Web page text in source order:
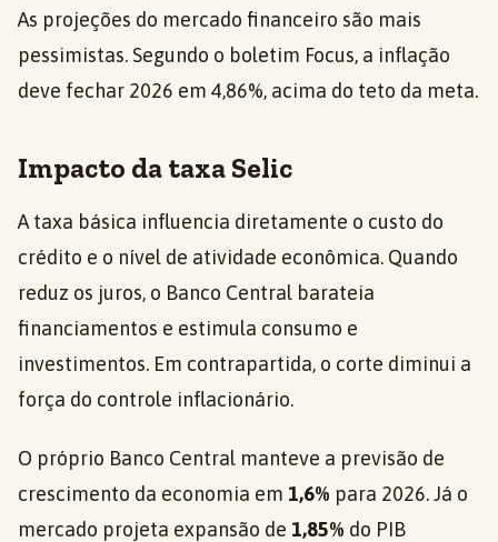
As projeções do mercado financeiro são mais
pessimistas. Segundo o boletim Focus, a inflação
deve fechar 2026 em 4,86%, acima do teto da meta.
Impacto da taxa Selic
A taxa básica influencia diretamente o custo do
crédito e o nível de atividade econômica. Quando
reduz os juros, o Banco Central barateia
financiamentos e estimula consumo e
investimentos. Em contrapartida, o corte diminui a
força do controle inflacionário.
O próprio Banco Central manteve a previsão de
crescimento da economia em 1,6% para 2026. Já o
mercado projeta expansão de 1,85% do PIB